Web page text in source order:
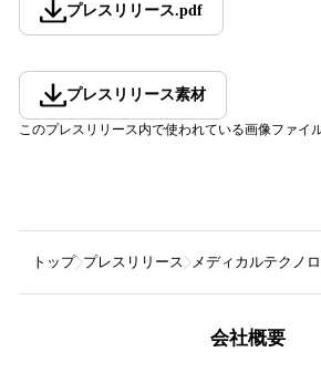
プレスリリース.pdf
プレスリリース素材
このプレスリリース内で使われている画像ファイ
トップ プレスリリース メディカルテクノ
会社概要